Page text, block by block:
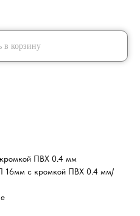
в корзину
ПВХ 0.4 мм
16мм с кромкой ПВХ 0.4 мм/